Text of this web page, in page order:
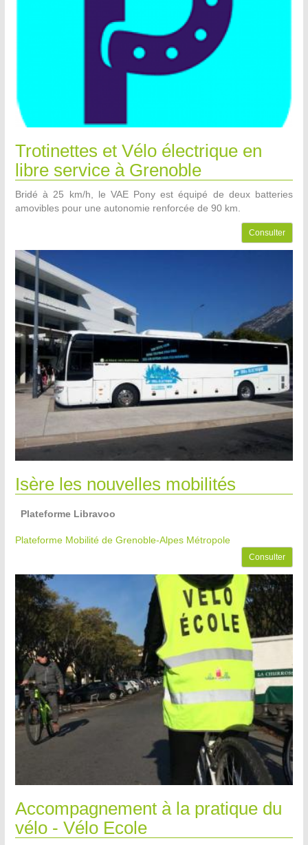
Trotinettes et Vélo électrique en
libre service à Grenoble
Bridé à 25 km/h, le VAE Pony est équipé de deux batteries
amovibles pour une autonomie renforcée de 90 km.
Consulter
Isère les nouvelles mobilités
Plateforme Libravoo
Plateforme Mobilité de Grenoble-Alpes Métropole
Consulter
Accompagnement à la pratique du
vélo - Vélo Ecole